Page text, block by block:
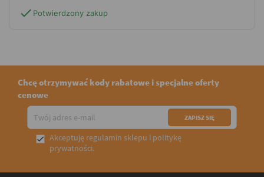
check Potwierdzony zakup
Chcę otrzymywać kody rabatowe i specjalne oferty
cenowe
 Akceptuję regulamin sklepu i politykę
prywatności.